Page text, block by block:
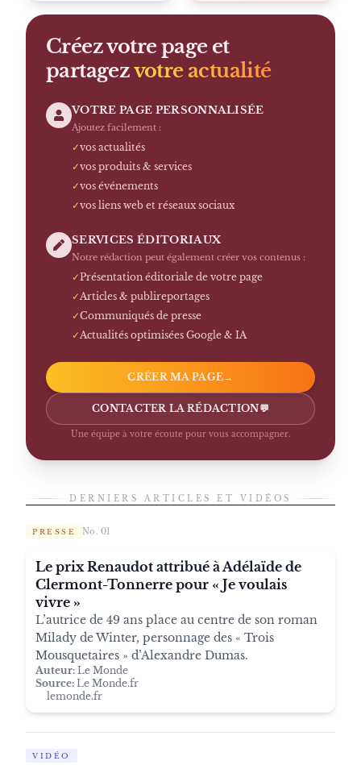
Créez votre page et
partagezvotre actualité
VOTRE PAGE PERSONNALISÉE
Ajoutez facilement :
✓vos actualités
✓vos produits & services
✓vos événements
✓vos liens web et réseaux sociaux
SERVICES ÉDITORIAUX
Notre rédaction peut également créer vos contenus :
✓Présentation éditoriale de votre page
✓ Articles & publireportages
✓Communiqués de presse
✓ Actualités optimisées Google & IA
CRÉER MA PAGE→
CONTACTER LA RÉDACTION💬
Une équipe à votre écoute pour vous accompagner.
DERNIERS ARTICLES ET VIDÉOS
PRESSE No. 01
Le prix Renaudot attribué à Adélaïde de
Clermont-Tonnerre pour « Je voulais
vivre »
L’autrice de 49 ans place au centre de son roman
Milady de Winter, personnage des « Trois
Mousquetaires » d’Alexandre Dumas.
Auteur: Le Monde
Source: Le Monde.fr
lemonde.fr
VIDÉO